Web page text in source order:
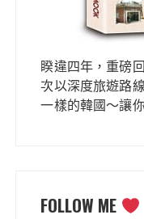
睽違四年，重磅
次以深度旅遊路
一樣的韓國～讓
FOLLOW ME